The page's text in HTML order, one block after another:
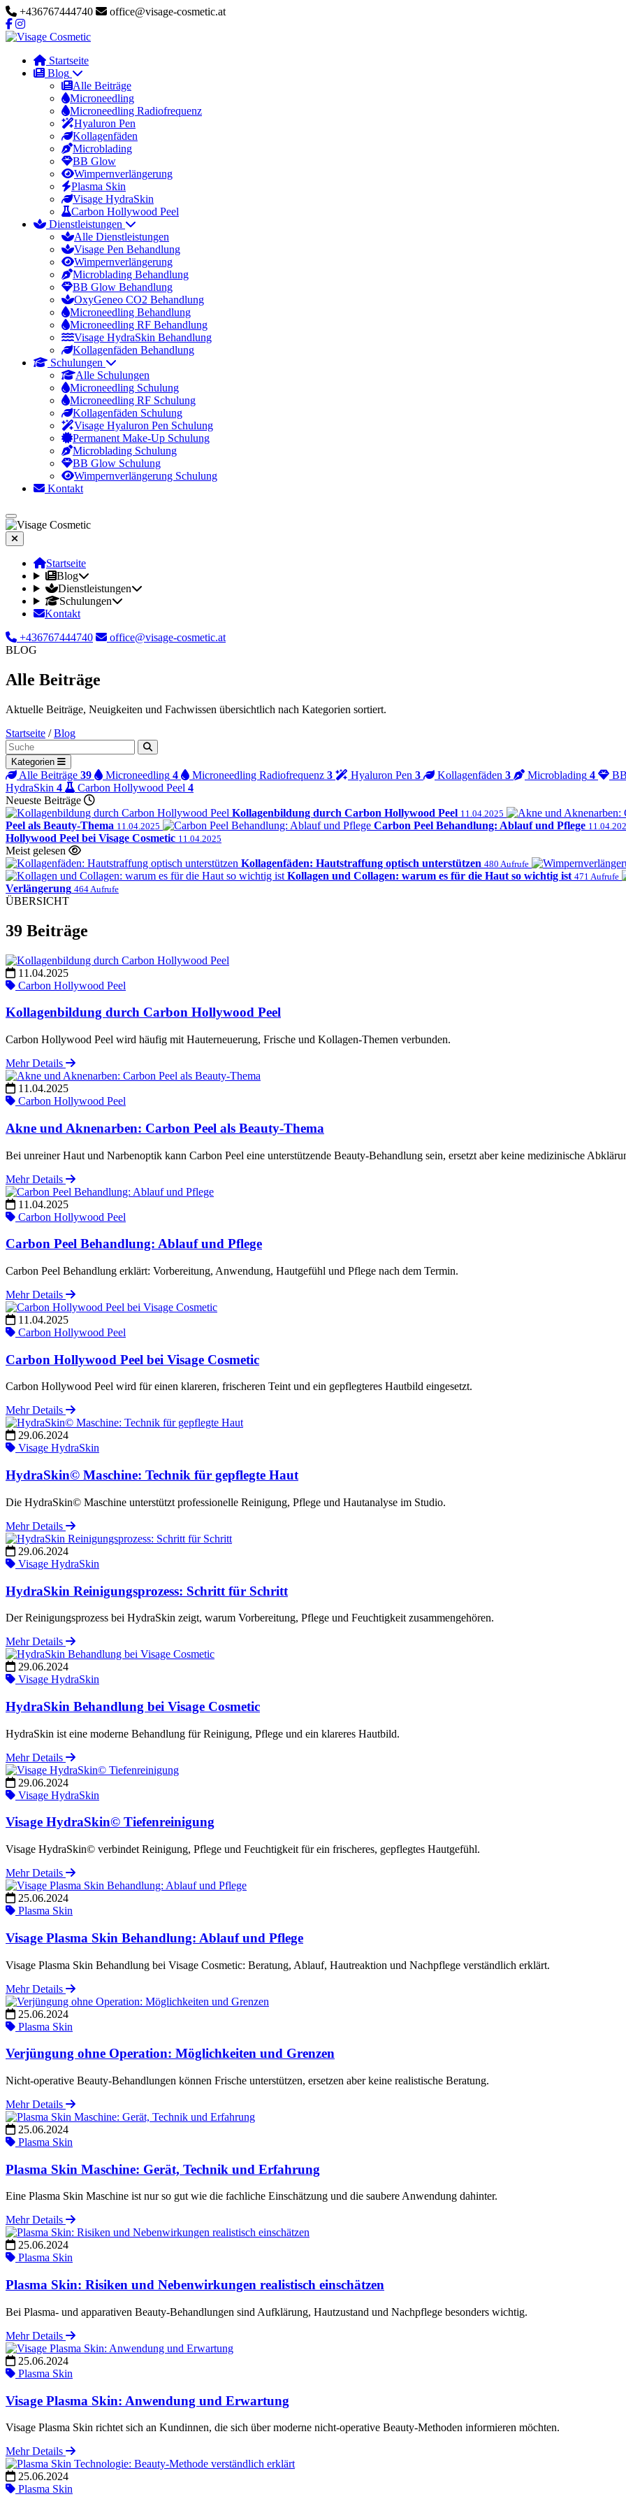
+436767444740 office@visage-cosmetic.at
Startseite
Blog
Alle Beiträge
Microneedling
Microneedling Radiofrequenz
Hyaluron Pen
Kollagenfäden
Microblading
BB Glow
Wimpernverlängerung
Plasma Skin
Visage HydraSkin
Carbon Hollywood Peel
Dienstleistungen
Alle Dienstleistungen
Visage Pen Behandlung
Wimpernverlängerung
Microblading Behandlung
BB Glow Behandlung
OxyGeneo CO2 Behandlung
Microneedling Behandlung
Microneedling RF Behandlung
Visage HydraSkin Behandlung
Kollagenfäden Behandlung
Schulungen
Alle Schulungen
Microneedling Schulung
Microneedling RF Schulung
Kollagenfäden Schulung
Visage Hyaluron Pen Schulung
Permanent Make-Up Schulung
Microblading Schulung
BB Glow Schulung
Wimpernverlängerung Schulung
Kontakt
Startseite
Blog
Dienstleistungen
Schulungen
Kontakt
+436767444740
office@visage-cosmetic.at
BLOG
Alle Beiträge
Aktuelle Beiträge, Neuigkeiten und Fachwissen übersichtlich nach Kategorien sortiert.
Startseite / Blog
Blog durchsuchen
Kategorien
Alle Beiträge 39 Microneedling 4 Microneedling Radiofrequenz 3 Hyaluron Pen 3 Kollagenfäden 3 Microblading 4
HydraSkin 4 Carbon Hollywood Peel 4
Neueste Beiträge
Kollagenbildung durch Carbon Hollywood Peel 11.04.2025
Peel als Beauty-Thema 11.04.2025 Carbon Peel Behandlung: Ablauf und Pflege
Hollywood Peel bei Visage Cosmetic 11.04.2025
Meist gelesen
Kollagenfäden: Hautstraffung optisch unterstützen 480 Aufrufe
Kollagen und Collagen: warum es für die Haut so wichtig ist 471 Aufrufe
Verlängerung 464 Aufrufe
ÜBERSICHT
39 Beiträge
11.04.2025
Carbon Hollywood Peel
Kollagenbildung durch Carbon Hollywood Peel
Carbon Hollywood Peel wird häufig mit Hauterneuerung, Frische und Kollagen-Themen verbunden.
Mehr Details
11.04.2025
Carbon Hollywood Peel
Akne und Aknenarben: Carbon Peel als Beauty-Thema
Bei unreiner Haut und Narbenoptik kann Carbon Peel eine unterstützende Beauty-Behandlung sein, ersetzt aber keine medizinische
Mehr Details
11.04.2025
Carbon Hollywood Peel
Carbon Peel Behandlung: Ablauf und Pflege
Carbon Peel Behandlung erklärt: Vorbereitung, Anwendung, Hautgefühl und Pflege nach dem Termin.
Mehr Details
11.04.2025
Carbon Hollywood Peel
Carbon Hollywood Peel bei Visage Cosmetic
Carbon Hollywood Peel wird für einen klareren, frischeren Teint und ein gepflegteres Hautbild eingesetzt.
Mehr Details
29.06.2024
Visage HydraSkin
HydraSkin© Maschine: Technik für gepflegte Haut
Die HydraSkin© Maschine unterstützt professionelle Reinigung, Pflege und Hautanalyse im Studio.
Mehr Details
29.06.2024
Visage HydraSkin
HydraSkin Reinigungsprozess: Schritt für Schritt
Der Reinigungsprozess bei HydraSkin zeigt, warum Vorbereitung, Pflege und Feuchtigkeit zusammengehören.
Mehr Details
29.06.2024
Visage HydraSkin
HydraSkin Behandlung bei Visage Cosmetic
HydraSkin ist eine moderne Behandlung für Reinigung, Pflege und ein klareres Hautbild.
Mehr Details
29.06.2024
Visage HydraSkin
Visage HydraSkin© Tiefenreinigung
Visage HydraSkin© verbindet Reinigung, Pflege und Feuchtigkeit für ein frischeres, gepflegtes Hautgefühl.
Mehr Details
25.06.2024
Plasma Skin
Visage Plasma Skin Behandlung: Ablauf und Pflege
Visage Plasma Skin Behandlung bei Visage Cosmetic: Beratung, Ablauf, Hautreaktion und Nachpflege verständlich erklärt.
Mehr Details
25.06.2024
Plasma Skin
Verjüngung ohne Operation: Möglichkeiten und Grenzen
Nicht-operative Beauty-Behandlungen können Frische unterstützen, ersetzen aber keine realistische Beratung.
Mehr Details
25.06.2024
Plasma Skin
Plasma Skin Maschine: Gerät, Technik und Erfahrung
Eine Plasma Skin Maschine ist nur so gut wie die fachliche Einschätzung und die saubere Anwendung dahinter.
Mehr Details
25.06.2024
Plasma Skin
Plasma Skin: Risiken und Nebenwirkungen realistisch einschätzen
Bei Plasma- und apparativen Beauty-Behandlungen sind Aufklärung, Hautzustand und Nachpflege besonders wichtig.
Mehr Details
25.06.2024
Plasma Skin
Visage Plasma Skin: Anwendung und Erwartung
Visage Plasma Skin richtet sich an Kundinnen, die sich über moderne nicht-operative Beauty-Methoden informieren möchten.
Mehr Details
25.06.2024
Plasma Skin